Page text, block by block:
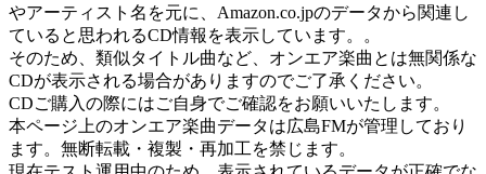
やアーティスト名を元に、Amazon.co.jpのデータから関連し
ていると思われるCD情報を表示しています。。
そのため、類似タイトル曲など、オンエア楽曲とは無関係な
CDが表示される場合がありますのでご了承ください。
CDご購入の際にはご自身でご確認をお願いいたします。
本ページ上のオンエア楽曲データは広島FMが管理しており
ます。無断転載・複製・再加工を禁じます。